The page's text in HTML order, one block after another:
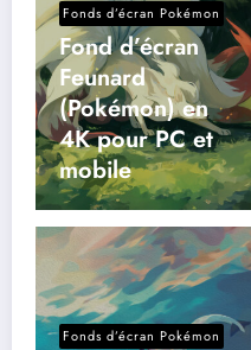
Fonds d’écran Pokémon
Fond d’écran
Feunard
(Pokémon) en
4K pour PC et
mobile
Fonds d’écran Pokémon